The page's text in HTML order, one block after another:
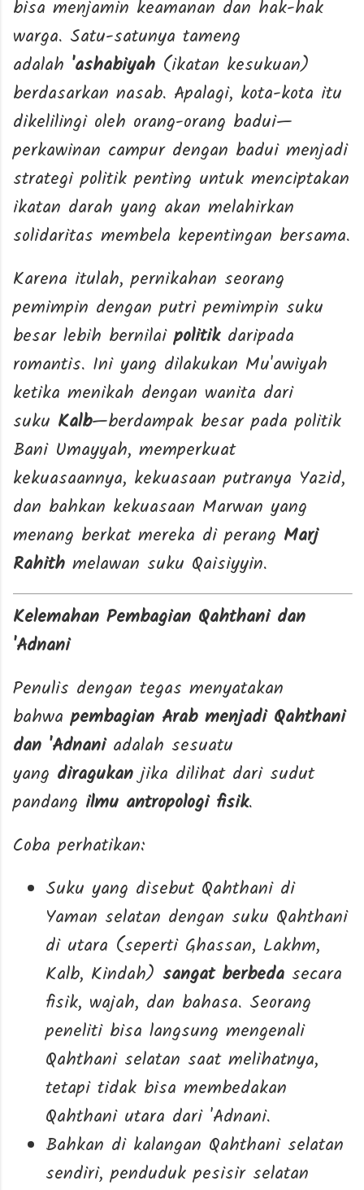
bisa menjamin keamanan dan hak-hak
warga. Satu-satunya tameng
adalah 'ashabiyah (ikatan kesukuan)
berdasarkan nasab. Apalagi, kota-kota itu
dikelilingi oleh orang-orang badui—
perkawinan campur dengan badui menjadi
strategi politik penting untuk menciptakan
ikatan darah yang akan melahirkan
solidaritas membela kepentingan bersama.
Karena itulah, pernikahan seorang
pemimpin dengan putri pemimpin suku
besar lebih bernilaipolitikdaripada
romantis. Ini yang dilakukan Mu'awiyah
ketika menikah dengan wanita dari
suku Kalb—berdampak besar pada politik
Bani Umayyah, memperkuat
kekuasaannya, kekuasaan putranya Yazid,
dan bahkan kekuasaan Marwan yang
menang berkat mereka di perang Marj
Rahith melawan suku Qaisiyyin.
Kelemahan Pembagian Qahthani dan
'Adnani
Penulis dengan tegas menyatakan
bahwapembagian Arab menjadi Qahthani
dan 'Adnaniadalah sesuatu
yang diragukanjika dilihat dari sudut
pandang ilmu antropologi fisik.
Coba perhatikan:
Suku yang disebut Qahthani di
Yaman selatan dengan suku Qahthani
di utara (seperti Ghassan, Lakhm,
Kalb, Kindah) sangat berbeda secara
fisik, wajah, dan bahasa. Seorang
peneliti bisa langsung mengenali
Qahthani selatan saat melihatnya,
tetapi tidak bisa membedakan
Qahthani utara dari 'Adnani.
Bahkan di kalangan Qahthani selatan
sendiri, penduduk pesisir selatan